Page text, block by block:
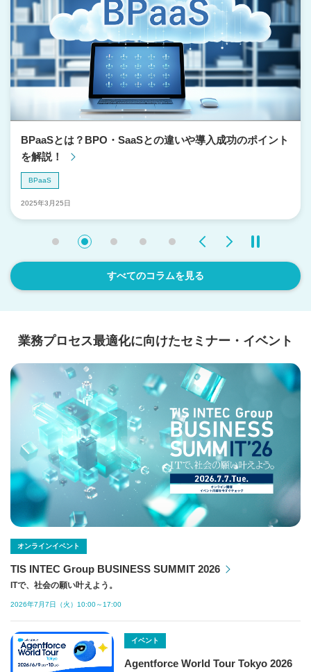
ASTERIA Warp活用支援サービス
業務プロセスの未来予測が可能なDTOア
プローチで継続的な業務改革をサポート
BPM-QuickWinサービス for
Salesforce
3ヶ月間で業務課題を見極め、具体的な
プロセス変革チャレンジ
アグレックスのBPOノウハウとデジタル
技術の活用により、契約保全事務プロセ
スのデジタル化・自動化を実現
ービス
作業ログから業務の実行プロセスを迅速
かつ網羅的に可視化・分析
プロセスマイニングサービス
姓名辞書とBPOノウハウにより、戸籍へ
の振り仮名の登録に関わる一連の事務局
業務を支援
改正戸籍法対応 振り仮名登録ソリ
ューション
現
ビス
DXに最適なデジタル化を実現
Digitalization Center
BPaaSとは？BPO・SaaSとの違いや導入成功のポイント
を解説！
BPaaS
2025年3月25日
Previous
すべてのコラムを見る
業務プロセス最適化に向けたセミナー・イベント
オンラインイベント
TIS INTEC Group BUSINESS SUMMIT 2026
ITで、社会の願い叶えよう。
2026年7月7日（火）10:00～17:00
イベント
Agentforce World Tour Tokyo 2026